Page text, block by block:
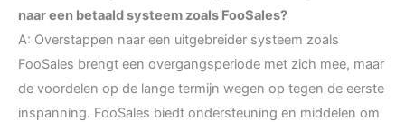
naar een betaald systeem zoals FooSales?
A: Overstappen naar een uitgebreider systeem zoals
FooSales brengt een overgangsperiode met zich mee, maar
de voordelen op de lange termijn wegen op tegen de eerste
inspanning. FooSales biedt ondersteuning en middelen om